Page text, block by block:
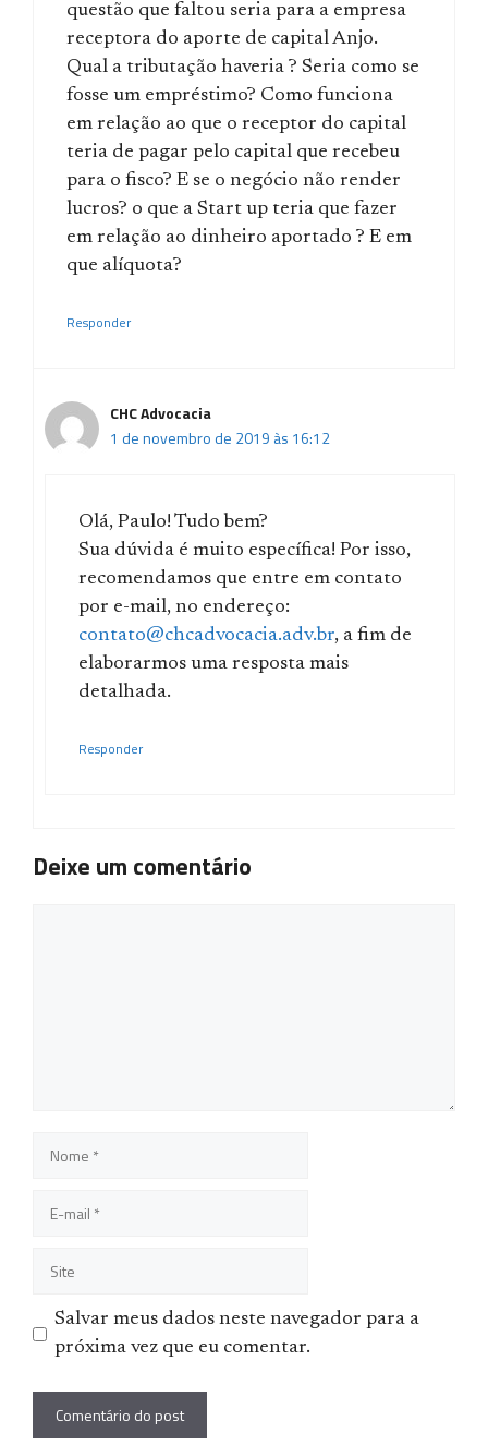
questão que faltou seria para a empresa
receptora do aporte de capital Anjo.
Qual a tributação haveria ? Seria como se
fosse um empréstimo? Como funciona
em relação ao que o receptor do capital
teria de pagar pelo capital que recebeu
para o fisco? E se o negócio não render
lucros? o que a Start up teria que fazer
em relação ao dinheiro aportado ? E em
que alíquota?
Responder
CHC Advocacia
1 de novembro de 2019 às 16:12
Olá, Paulo! Tudo bem?
Sua dúvida é muito específica! Por isso,
recomendamos que entre em contato
por e-mail, no endereço:
contato@chcadvocacia.adv.br, a fim de
elaborarmos uma resposta mais
detalhada.
Responder
Deixe um comentário
mail
Salvar meus dados neste navegador para a
próxima vez que eu comentar.